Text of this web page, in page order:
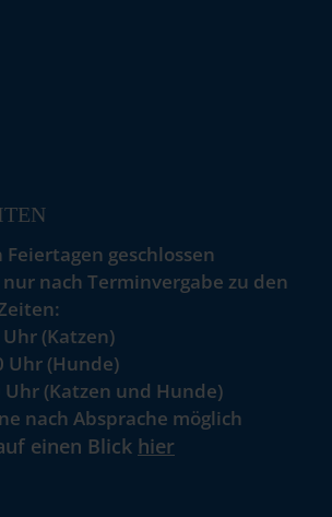
geschlossen
nach Terminvergabe zu den
(Katzen)
Uhr (Hunde)
Uhr (Katzen und Hunde)
nach Absprache möglich
einen Blick hier